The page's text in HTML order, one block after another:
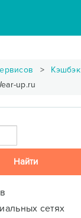
Кэшбэк
up.ru
сетях